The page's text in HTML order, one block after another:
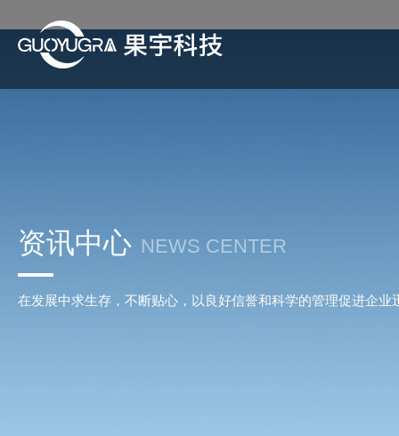
资讯中心 NEWS CENTER
在发展中求生存，不断贴心，以良好信誉和科学的管理促进企业